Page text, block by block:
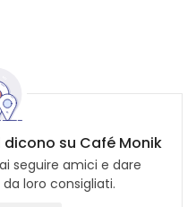
su Café Monik
seguire amici e dare
loro consigliati.